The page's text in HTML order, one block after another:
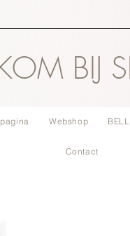
BIJ
Webshop
Contact